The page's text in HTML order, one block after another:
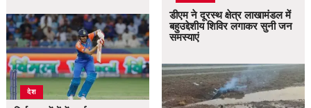
देश
डीएम ने दूरस्थ क्षेत्र लाखामंडल में
बहुउद्देशीय शिविर लगाकर सुनी जन
समस्याएं